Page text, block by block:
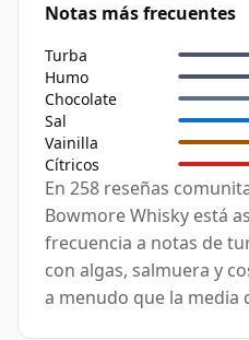
Notas más frecuentes
Turba
Humo
Chocolate
Sal
Vainilla
Cítricos
En 258 reseñas
Bowmore Whisky está
frecuencia a notas de
con algas, salmuera y
a menudo que la media